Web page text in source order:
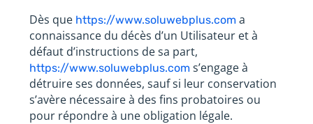
Dès que https://www.soluwebplus.com a
connaissance du décès d’un Utilisateur et à
défaut d’instructions de sa part,
https://www.soluwebplus.com s’engage à
détruire ses données, sauf si leur conservation
s’avère nécessaire à des fins probatoires ou
pour répondre à une obligation légale.